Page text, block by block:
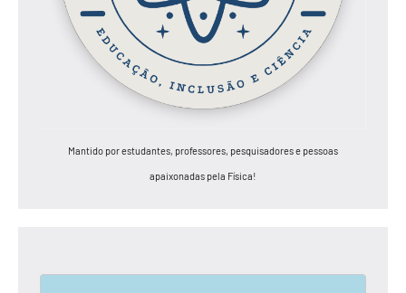
Mantido por estudantes, professores, pesquisadores e pessoas
apaixonadas pela Física!